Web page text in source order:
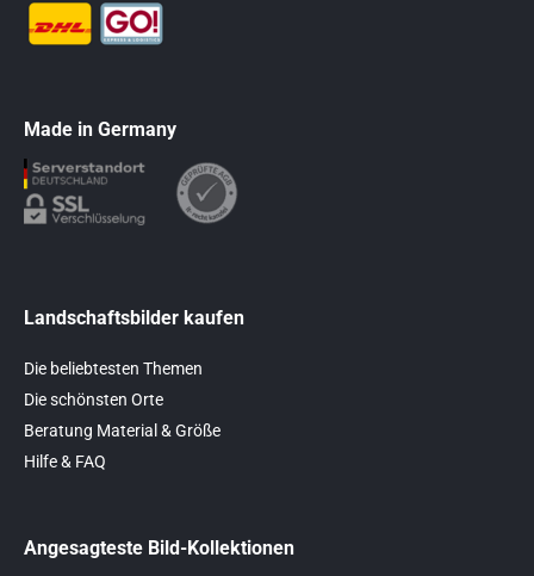
Made in Germany
Landschaftsbilder kaufen
Die beliebtesten Themen
Die schönsten Orte
Beratung Material & Größe
Hilfe & FAQ
Angesagteste Bild-Kollektionen